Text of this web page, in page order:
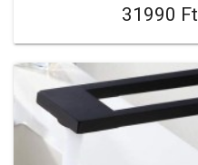
31990 Ft